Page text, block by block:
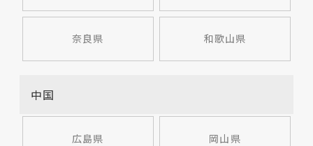
奈良県 和歌山県
中国
広島県 岡山県